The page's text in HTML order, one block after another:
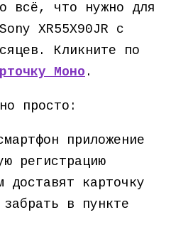
всё, что нужно для
XR55X90JR с
Кликните по
Моно .
просто:
приложение
регистрацию
доставят карточку
в пункте